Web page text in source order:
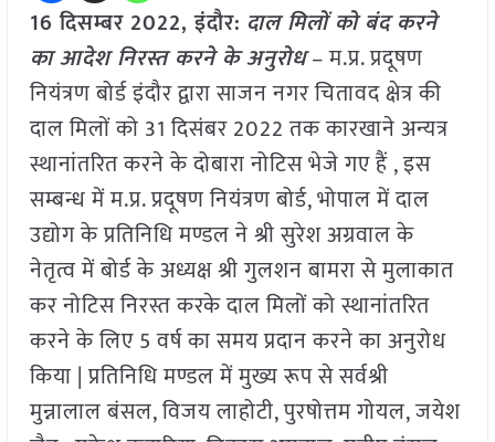
16 दिसम्बर 2022, इंदौर: दाल मिलों को बंद करने
का आदेश निरस्त करने के अनुरोध– म.प्र. प्रदूषण
नियंत्रण बोर्ड इंदौर द्वारा साजन नगर चितावद क्षेत्र की
दाल मिलों को 31 दिसंबर 2022 तक कारखाने अन्यत्र
स्थानांतरित करने के दोबारा नोटिस भेजे गए हैं , इस
सम्बन्ध में म.प्र. प्रदूषण नियंत्रण बोर्ड, भोपाल में दाल
उद्योग के प्रतिनिधि मण्डल ने श्री सुरेश अग्रवाल के
नेतृत्व में बोर्ड के अध्यक्ष श्री गुलशन बामरा से मुलाकात
कर नोटिस निरस्त करके दाल मिलों को स्थानांतरित
करने के लिए 5 वर्ष का समय प्रदान करने का अनुरोध
किया | प्रतिनिधि मण्डल में मुख्य रूप से सर्वश्री
मुन्नालाल बंसल, विजय लाहोटी, पुरषोत्तम गोयल, जयेश